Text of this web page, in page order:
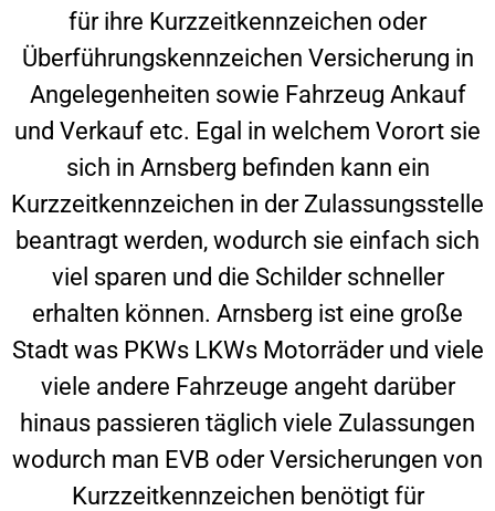
für ihre Kurzzeitkennzeichen oder
Überführungskennzeichen Versicherung in
Angelegenheiten sowie Fahrzeug Ankauf
und Verkauf etc. Egal in welchem Vorort sie
sich in Arnsberg befinden kann ein
Kurzzeitkennzeichen in der Zulassungsstelle
beantragt werden, wodurch sie einfach sich
viel sparen und die Schilder schneller
erhalten können. Arnsberg ist eine große
Stadt was PKWs LKWs Motorräder und viele
viele andere Fahrzeuge angeht darüber
hinaus passieren täglich viele Zulassungen
wodurch man EVB oder Versicherungen von
Kurzzeitkennzeichen benötigt für